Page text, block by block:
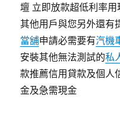
壇 立即放款超低利率
其他用戶與您另外還有
當舖申請必需要有汽機
安裝其他無法測試的私
款推薦信用貸款及個人
金及急需現金